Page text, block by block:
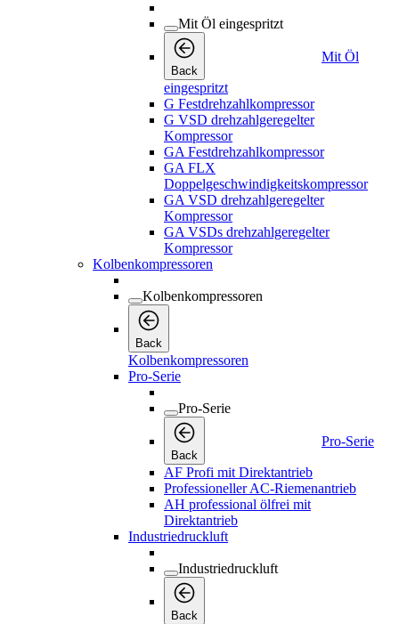
Mit Öl eingespritzt
Back
Mit Öl
eingespritzt
G Festdrehzahlkompressor
G VSD drehzahlgeregelter
Kompressor
GA Festdrehzahlkompressor
GA FLX
Doppelgeschwindigkeitskompressor
GA VSD drehzahlgeregelter
Kompressor
GA VSDs drehzahlgeregelter
Kompressor
Kolbenkompressoren
Kolbenkompressoren
Back
Kolbenkompressoren
Pro-Serie
Pro-Serie
Back
Pro-Serie
AF Profi mit Direktantrieb
Professioneller AC-Riemenantrieb
AH professional ölfrei mit
Direktantrieb
Industriedruckluft
Industriedruckluft
Back